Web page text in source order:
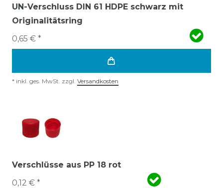
UN-Verschluss DIN 61 HDPE schwarz mit
Originalitätsring
0,65 € *
* inkl. ges. MwSt. zzgl. Versandkosten
Verschlüsse aus PP 18 rot
0,12 € *